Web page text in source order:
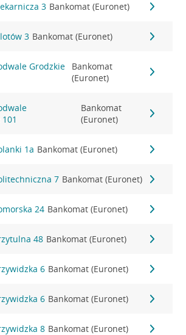
3 Bankomat (Euronet)
3 Bankomat (Euronet)
Grodzkie
Bankomat
(Euronet)
Bankomat
(Euronet)
1a Bankomat (Euronet)
7 Bankomat (Euronet)
24 Bankomat (Euronet)
48 Bankomat (Euronet)
6 Bankomat (Euronet)
6 Bankomat (Euronet)
8 Bankomat (Euronet)